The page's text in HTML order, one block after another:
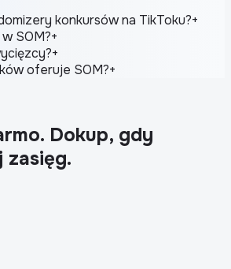
konkursów na TikToku?+
SOM?+
+
oferuje SOM?+
Dokup, gdy
zasięg.